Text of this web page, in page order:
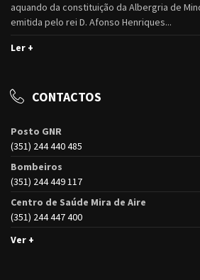
aquando da constituição da Albergria de
emitida pelo rei D. Afonso Henriques...
Ler +
CONTACTOS
Posto GNR
(351) 244 440 485
Bombeiros
(351) 244 449 117
Centro de Saúde Mira de Aire
(351) 244 447 400
Ver +